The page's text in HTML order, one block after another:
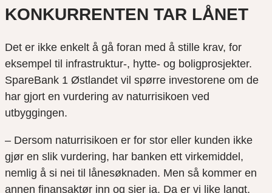
KONKURRENTEN TAR LÅNET
Det er ikke enkelt å gå foran med å stille krav, for
eksempel til infrastruktur-, hytte- og boligprosjekter.
SpareBank 1 Østlandet vil spørre investorene om de
har gjort en vurdering av naturrisikoen ved
utbyggingen.
– Dersom naturrisikoen er for stor eller kunden ikke
gjør en slik vurdering, har banken ett virkemiddel,
nemlig å si nei til lånesøknaden. Men så kommer en
annen finansaktør inn og sier ja. Da er vi like langt,